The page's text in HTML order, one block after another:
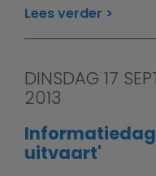
Lees verder
DINSDAG 17
2013
uitvaart'